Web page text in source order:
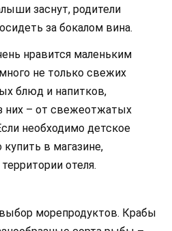
заснут, родители
за бокалом вина.
нравится маленьким
не только свежих
блюд и напитков,
них – от свежеотжатых
необходимо детское
в магазине,
отеля.
морепродуктов. Крабы